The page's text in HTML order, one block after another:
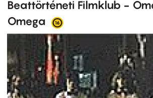
Beattörténeti Filmklub -
Omega